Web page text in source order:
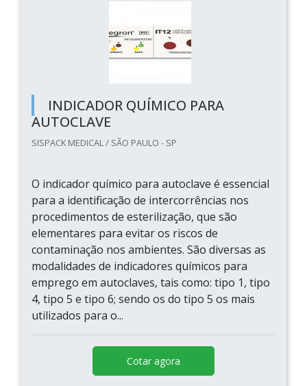
INDICADOR QUÍMICO PARA
AUTOCLAVE
SISPACK MEDICAL / SÃO PAULO - SP
O indicador químico para autoclave é essencial
para a identificação de intercorrências nos
procedimentos de esterilização, que são
elementares para evitar os riscos de
contaminação nos ambientes. São diversas as
modalidades de indicadores químicos para
emprego em autoclaves, tais como: tipo 1, tipo
4, tipo 5 e tipo 6; sendo os do tipo 5 os mais
utilizados para o...
Cotar agora